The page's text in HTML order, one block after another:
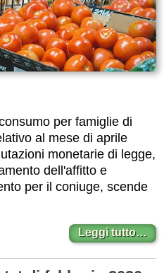
per famiglie di
al mese di aprile
monetarie di legge,
dell'affitto e
per il coniuge, scende
Leggi tutto…